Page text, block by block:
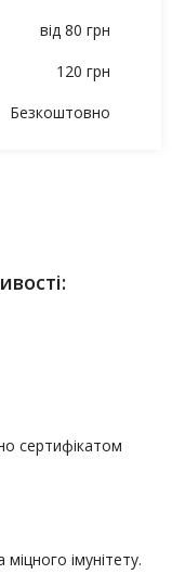
від 80 грн
120 грн
Безкоштовно
сертифікатом
імунітету.